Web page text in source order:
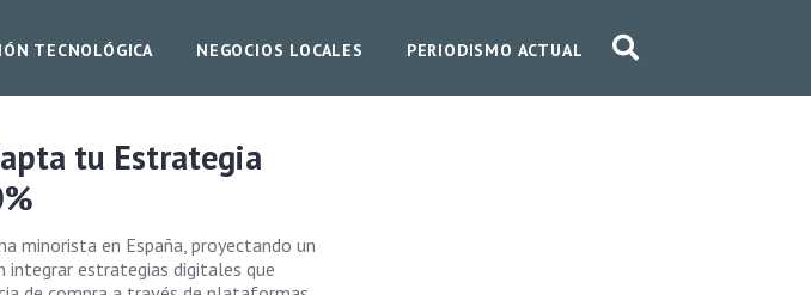
TECNOLÓGICA NEGOCIOS LOCALES PERIODISMO ACTUAL
tu Estrategia
minorista en España, proyectando un
integrar estrategias digitales que